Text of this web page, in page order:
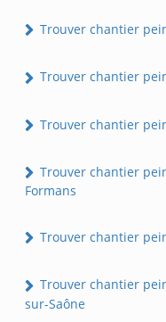
Trouver chantier
Trouver chantier
Trouver chantier
Trouver chantier
Formans
Trouver chantier
Trouver chantier
sur-Saône